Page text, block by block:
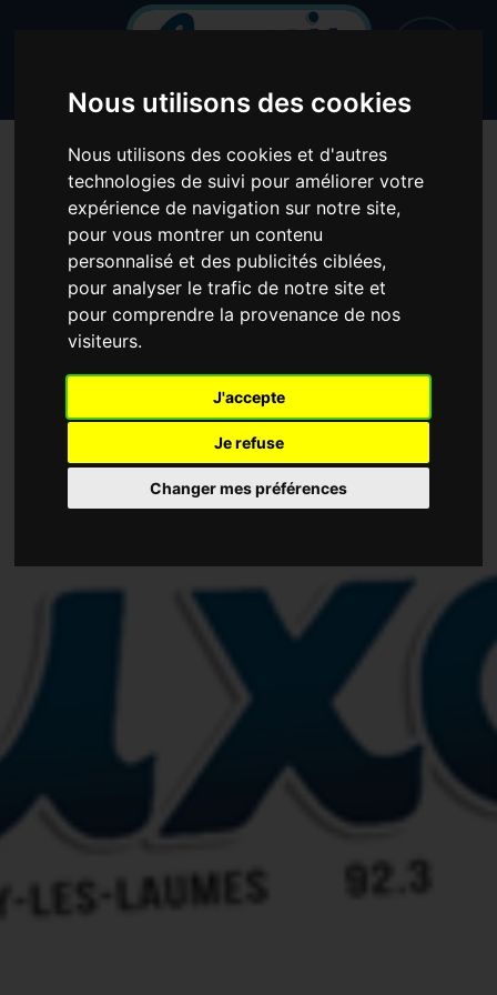
Nous utilisons des cookies
Nous utilisons des cookies et d'autres
technologies de suivi pour améliorer votre
expérience de navigation sur notre site,
pour vous montrer un contenu
personnalisé et des publicités ciblées,
pour analyser le trafic de notre site et
pour comprendre la provenance de nos
visiteurs.
J'accepte
Je refuse
Changer mes préférences
l'invité de la semaine